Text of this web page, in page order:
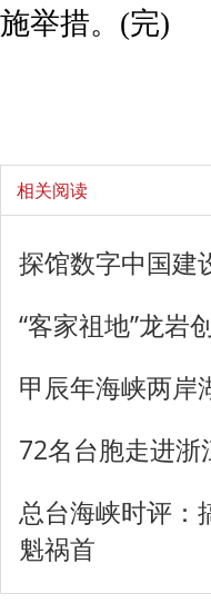
施举措。(完)
相关阅读
探馆数字中国建
“客家祖地”龙岩
甲辰年海峡两岸
72名台胞走进
总台海峡时评：
魁祸首